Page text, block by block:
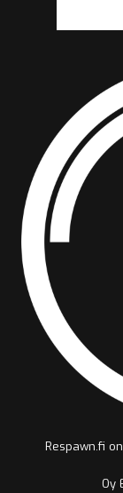
Respawn.fi
Oy